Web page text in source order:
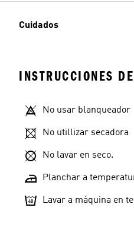
Cuidados
INSTRUCCIONES
No usar blanqueador
No utillizar secadora
No lavar en seco.
Planchar a
Lavar a máquina en